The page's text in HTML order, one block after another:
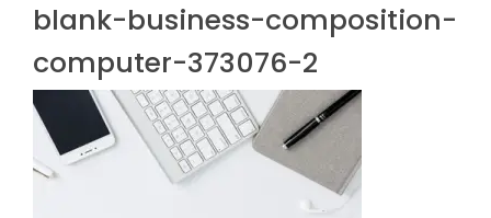
blank-business-composition-
computer-373076-2